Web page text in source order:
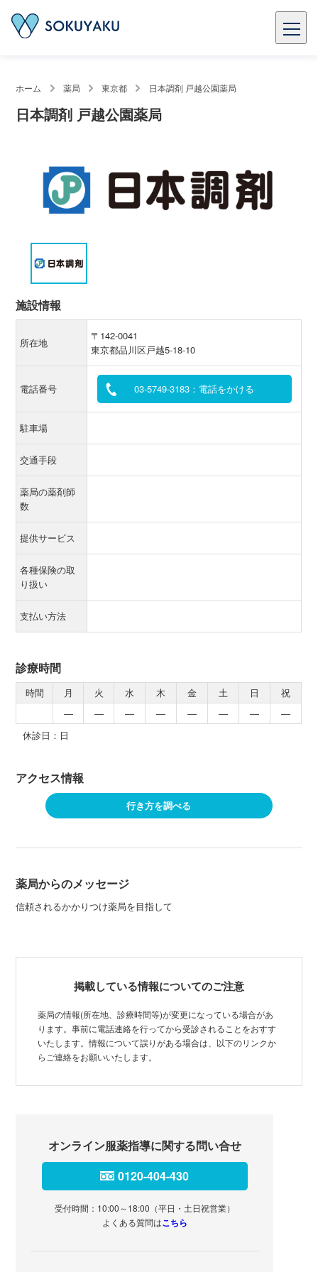
ホーム 薬局 東京都 日本調剤 戸越公園薬局
日本調剤 戸越公園薬局
施設情報
所在地
〒142-0041
東京都品川区戸越5-18-10
電話番号 03-5749-3183：電話をかける
駐車場
交通手段
薬局の薬剤師
数
提供サービス
各種保険の取
り扱い
支払い方法
診療時間
時間 月 火 水 木 金 土 日
祝
―
― ― ― ― ― ―
―
休診日：日
アクセス情報
行き方を調べる
薬局からのメッセージ
信頼されるかかりつけ薬局を目指して
掲載している情報についてのご注意
薬局の情報(所在地、診療時間等)が変更になっている場合があ
ります。事前に電話連絡を行ってから受診されることをおすす
いたします。情報について誤りがある場合は、以下のリンクか
らご連絡をお願いいたします。
オンライン服薬指導に関する問い合せ
0120-404-430
受付時間：10:00～18:00（平日・土日祝営業）
よくある質問はこちら